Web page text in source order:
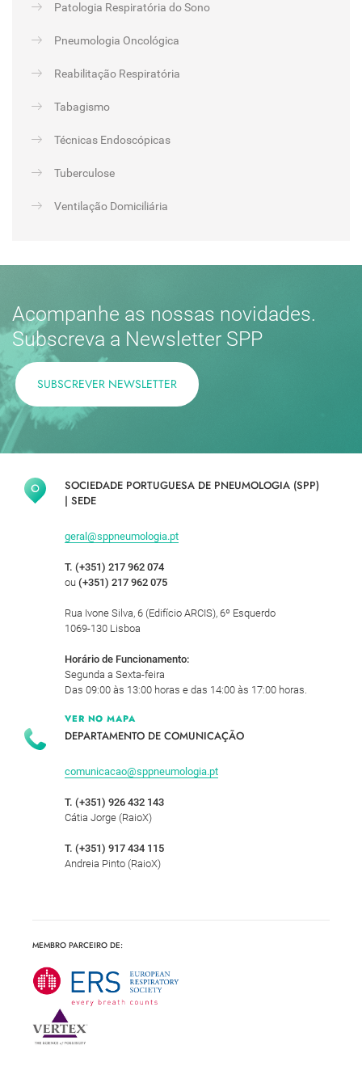
Patologia Respiratória do Sono
Pneumologia Oncológica
Reabilitação Respiratória
Tabagismo
Técnicas Endoscópicas
Tuberculose
Ventilação Domiciliária
Acompanhe as nossas novidades.
Subscreva a Newsletter SPP
SUBSCREVER NEWSLETTER
SOCIEDADE PORTUGUESA DE PNEUMOLOGIA (SPP)
| SEDE
geral@sppneumologia.pt
T. (+351) 217 962 074
ou (+351) 217 962 075
Rua Ivone Silva, 6 (Edifício ARCIS), 6º Esquerdo
1069-130 Lisboa
Horário de Funcionamento:
Segunda a Sexta-feira
Das 09:00 às 13:00 horas e das 14:00 às 17:00 horas.
VER NO MAPA
DEPARTAMENTO DE COMUNICAÇÃO
comunicacao@sppneumologia.pt
T. (+351) 926 432 143
Cátia Jorge (RaioX)
T. (+351) 917 434 115
Andreia Pinto (RaioX)
MEMBRO PARCEIRO DE: